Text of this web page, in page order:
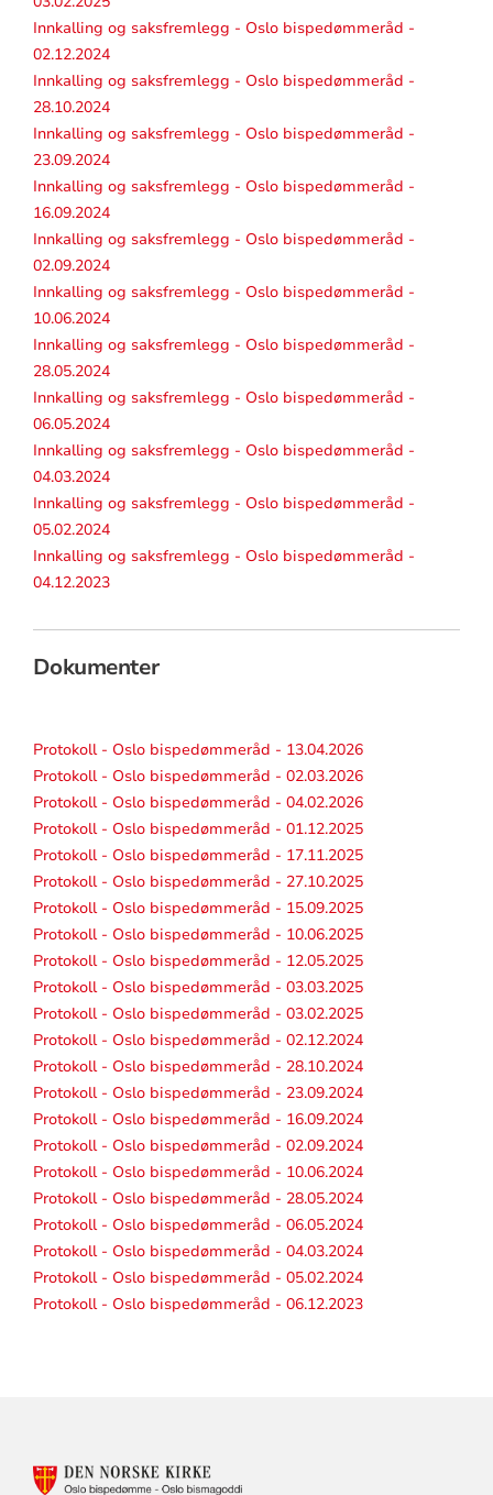
Innkalling og saksfremlegg - Oslo bispedømmeråd -
02.12.2024
Innkalling og saksfremlegg - Oslo bispedømmeråd -
28.10.2024
Innkalling og saksfremlegg - Oslo bispedømmeråd -
23.09.2024
Innkalling og saksfremlegg - Oslo bispedømmeråd -
16.09.2024
Innkalling og saksfremlegg - Oslo bispedømmeråd -
02.09.2024
Innkalling og saksfremlegg - Oslo bispedømmeråd -
10.06.2024
Innkalling og saksfremlegg - Oslo bispedømmeråd -
28.05.2024
Innkalling og saksfremlegg - Oslo bispedømmeråd -
06.05.2024
Innkalling og saksfremlegg - Oslo bispedømmeråd -
04.03.2024
Innkalling og saksfremlegg - Oslo bispedømmeråd -
05.02.2024
Innkalling og saksfremlegg - Oslo bispedømmeråd -
04.12.2023
Dokumenter
Protokoll - Oslo bispedømmeråd - 13.04.2026
Protokoll - Oslo bispedømmeråd - 02.03.2026
Protokoll - Oslo bispedømmeråd - 04.02.2026
Protokoll - Oslo bispedømmeråd - 01.12.2025
Protokoll - Oslo bispedømmeråd - 17.11.2025
Protokoll - Oslo bispedømmeråd - 27.10.2025
Protokoll - Oslo bispedømmeråd - 15.09.2025
Protokoll - Oslo bispedømmeråd - 10.06.2025
Protokoll - Oslo bispedømmeråd - 12.05.2025
Protokoll - Oslo bispedømmeråd - 03.03.2025
Protokoll - Oslo bispedømmeråd - 03.02.2025
Protokoll - Oslo bispedømmeråd - 02.12.2024
Protokoll - Oslo bispedømmeråd - 28.10.2024
Protokoll - Oslo bispedømmeråd - 23.09.2024
Protokoll - Oslo bispedømmeråd - 16.09.2024
Protokoll - Oslo bispedømmeråd - 02.09.2024
Protokoll - Oslo bispedømmeråd - 10.06.2024
Protokoll - Oslo bispedømmeråd - 28.05.2024
Protokoll - Oslo bispedømmeråd - 06.05.2024
Protokoll - Oslo bispedømmeråd - 04.03.2024
Protokoll - Oslo bispedømmeråd - 05.02.2024
Protokoll - Oslo bispedømmeråd - 06.12.2023